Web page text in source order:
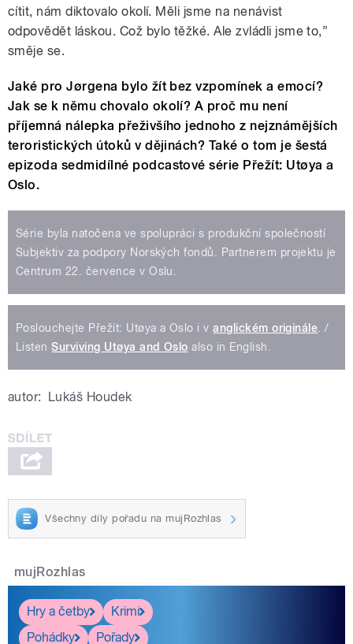
cítit, nám diktovalo okolí. Měli jsme na nenávist
odpovědět láskou. Což bylo těžké. Ale zvládli jsme to,”
směje se.
Jaké pro Jørgena bylo žít bez vzpomínek a emocí?
Jak se k němu chovalo okolí? A proč mu není
příjemná nálepka přeživšího jednoho z nejznámějších
teroristických útoků v dějinách? Také o tom je šestá
epizoda sedmidílné podcastové série Přežít: Utøya a
Oslo.
Série byla natočena ve spolupráci s produkční společností
Subjektiv za podpory Norských fondů. Partnerem projektu je
Centrum 22. července v Oslu.
Poslouchejte Přežít: Utøya a Oslo i vanglickém originále . /
ListenSurviving Utøya and Oslo also in English.
autor: Lukáš Houdek
Všechny díly pořadu na mujRozhlas
mujRozhlas
Hry a četby
Krimi
Pohádky
Pořady